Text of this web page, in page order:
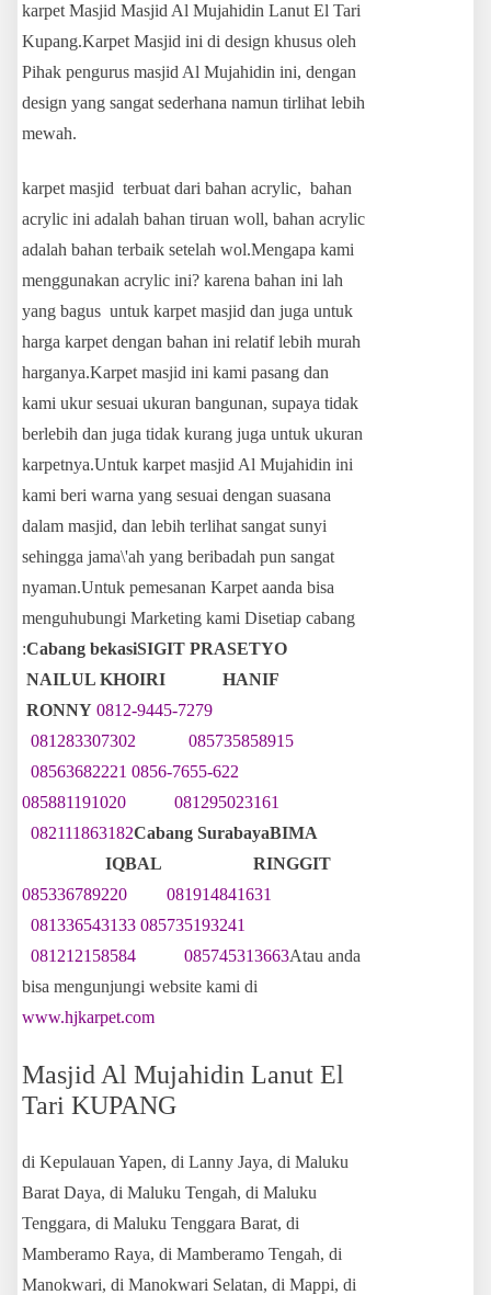
karpet Masjid Masjid Al Mujahidin Lanut El Tari
Kupang.Karpet Masjid ini di design khusus oleh
Pihak pengurus masjid Al Mujahidin ini, dengan
design yang sangat sederhana namun tirlihat lebih
mewah.
karpet masjid terbuat dari bahan acrylic, bahan
acrylic ini adalah bahan tiruan woll, bahan acrylic
adalah bahan terbaik setelah wol.Mengapa kami
menggunakan acrylic ini? karena bahan ini lah
yang bagus untuk karpet masjid dan juga untuk
harga karpet dengan bahan ini relatif lebih murah
harganya.Karpet masjid ini kami pasang dan
kami ukur sesuai ukuran bangunan, supaya tidak
berlebih dan juga tidak kurang juga untuk ukuran
karpetnya.Untuk karpet masjid Al Mujahidin ini
kami beri warna yang sesuai dengan suasana
dalam masjid, dan lebih terlihat sangat sunyi
sehingga jama\'ah yang beribadah pun sangat
nyaman.Untuk pemesanan Karpet aanda bisa
menguhubungi Marketing kami Disetiap cabang
:Cabang bekasiSIGIT PRASETYO
NAILUL KHOIRI HANIF
RONNY 0812-9445-7279
081283307302
085735858915
08563682221 0856-7655-622
085881191020
081295023161
082111863182Cabang SurabayaBIMA
IQBAL RINGGIT
085336789220
081914841631
081336543133 085735193241
081212158584
085745313663Atau anda
bisa mengunjungi website kami di
www.hjkarpet.com
Masjid Al Mujahidin Lanut El
Tari KUPANG
di Kepulauan Yapen, di Lanny Jaya, di Maluku
Barat Daya, di Maluku Tengah, di Maluku
Tenggara, di Maluku Tenggara Barat, di
Mamberamo Raya, di Mamberamo Tengah, di
Manokwari, di Manokwari Selatan, di Mappi, di